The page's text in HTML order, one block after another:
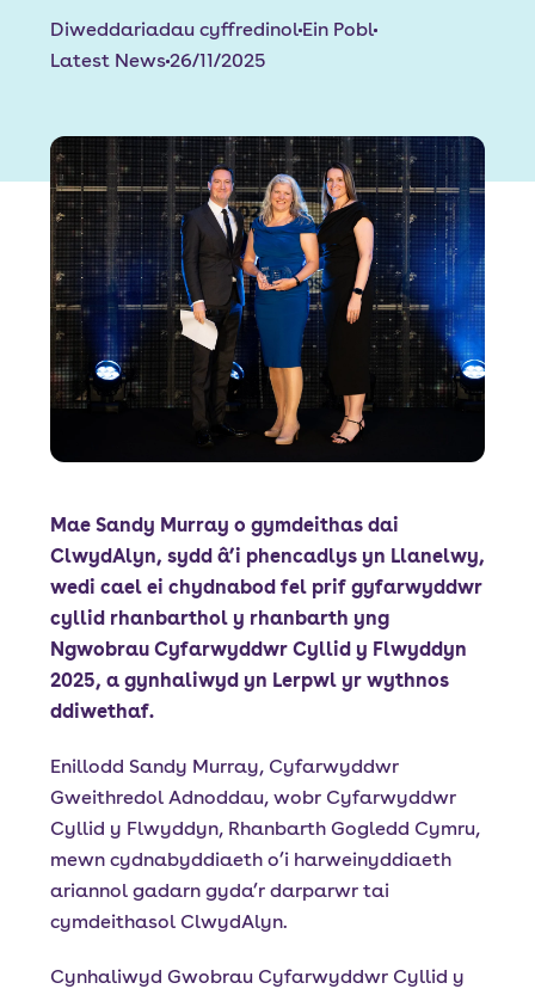
Porth Preswylwyr
Diweddariadau cyffredinol Ein Pobl
Latest News26/11/2025
Mae Sandy Murray o gymdeithas dai
ClwydAlyn, sydd â’i phencadlys yn Llanelwy,
wedi cael ei chydnabod fel prif gyfarwyddwr
cyllid rhanbarthol y rhanbarth yng
Ngwobrau Cyfarwyddwr Cyllid y Flwyddyn
2025, a gynhaliwyd yn Lerpwl yr wythnos
ddiwethaf.
Enillodd Sandy Murray, Cyfarwyddwr
Gweithredol Adnoddau, wobr Cyfarwyddwr
Cyllid y Flwyddyn, Rhanbarth Gogledd Cymru,
mewn cydnabyddiaeth o’i harweinyddiaeth
ariannol gadarn gyda’r darparwr tai
cymdeithasol ClwydAlyn.
Cynhaliwyd Gwobrau Cyfarwyddwr Cyllid y